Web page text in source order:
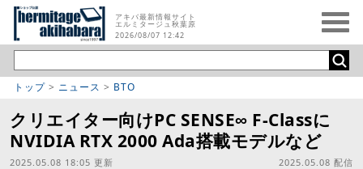
アキバ最新情報サイト
エルミタージュ秋葉原
2026/08/07 12:42
トップ > ニュース > BTO
クリエイター向けPC SENSE∞ F-Classに
NVIDIA RTX 2000 Ada搭載モデルなど
2025.05.08 18:05 更新 2025.05.08 配信